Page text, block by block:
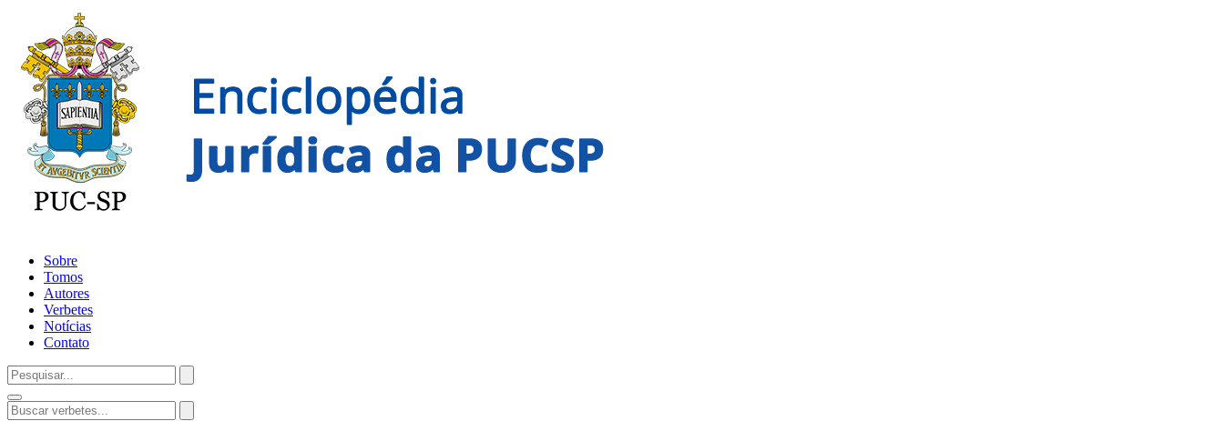
Sobre
Tomos
Autores
Verbetes
Notícias
Contato